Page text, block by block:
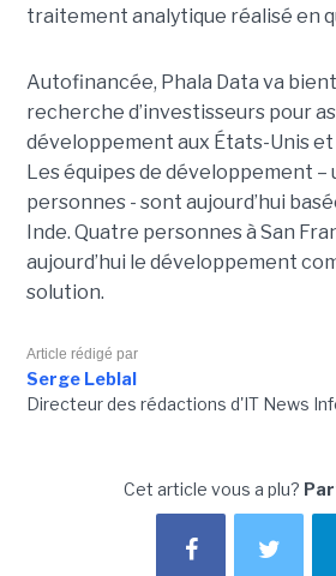
traitement analytique réalisé en
Autofinancée, Phala Data va
recherche d’investisseurs pour
développement aux États-Unis et
Les équipes de développement –
personnes - sont aujourd’hui
Inde. Quatre personnes à San
aujourd’hui le développement
solution.
Article rédigé par
Serge Leblal
Directeur des rédactions d'IT News
Cet article vous a plu?